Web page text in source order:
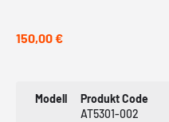
150,00 €
Modell
Produkt Code
AT5301-002